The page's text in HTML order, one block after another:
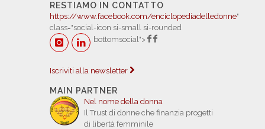
RESTIAMO IN CONTATTO
https://www.facebook.com/enciclopediadelledonne"
class="social-icon si-small si-rounded
bottomsocial">
Iscriviti alla newsletter
MAIN PARTNER
Nel nome della donna
Il Trust di donne che finanzia progetti
di libertà femminile